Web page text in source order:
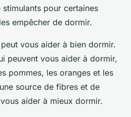
pour certaines
empêcher de dormir.
vous aider à bien dormir.
peuvent vous aider à dormir,
pommes, les oranges et les
source de fibres et de
aider à mieux dormir.